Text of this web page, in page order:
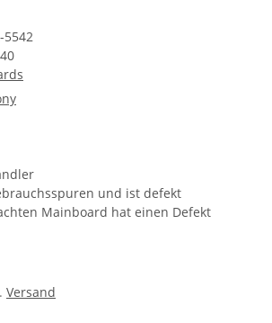
5542
und ist defekt
Mainboard hat einen Defekt
Versand